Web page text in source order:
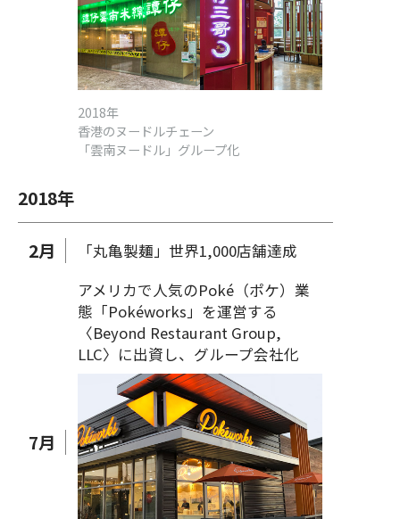
2018年
香港のヌードルチェーン
「雲南ヌードル」グループ化
2018年
2月 「丸亀製麺」世界1,000店舗達成
7月
アメリカで人気のPoké（ポケ）業
態「Pokéworks」を運営する
〈Beyond Restaurant Group,
LLC〉に出資し、グループ会社化